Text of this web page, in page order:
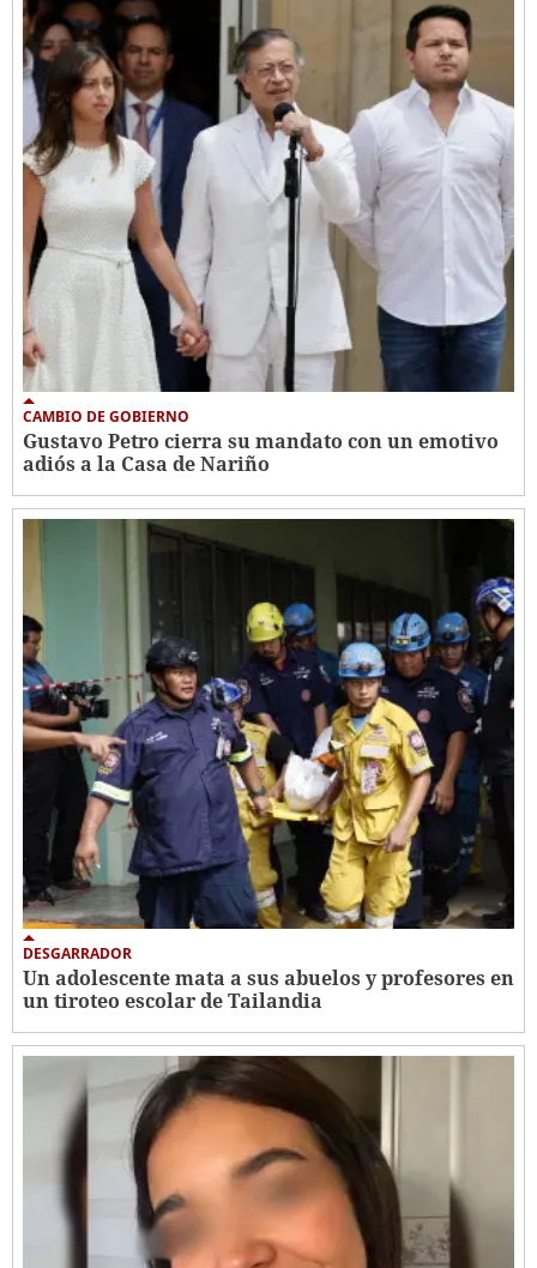
CAMBIO DE GOBIERNO
Gustavo Petro cierra su mandato con un emotivo
adiós a la Casa de Nariño
DESGARRADOR
Un adolescente mata a sus abuelos y profesores en
un tiroteo escolar de Tailandia